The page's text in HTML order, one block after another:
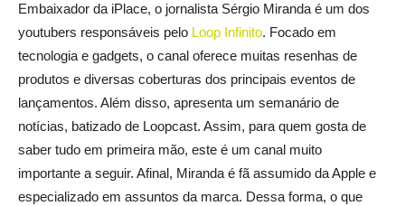
Embaixador da iPlace, o jornalista Sérgio Miranda é um dos
youtubers responsáveis pelo Loop Infinito. Focado em
tecnologia e gadgets, o canal oferece muitas resenhas de
produtos e diversas coberturas dos principais eventos de
lançamentos. Além disso, apresenta um semanário de
notícias, batizado de Loopcast. Assim, para quem gosta de
saber tudo em primeira mão, este é um canal muito
importante a seguir. Afinal, Miranda é fã assumido da Apple e
especializado em assuntos da marca. Dessa forma, o que